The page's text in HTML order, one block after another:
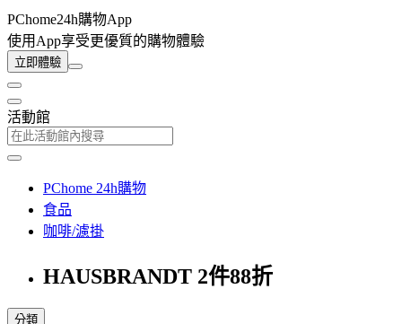
PChome24h購物App
使用App享受更優質的購物體驗
立即體驗
活動館
PChome 24h購物
食品
咖啡/濾掛
HAUSBRANDT 2件88折
分類